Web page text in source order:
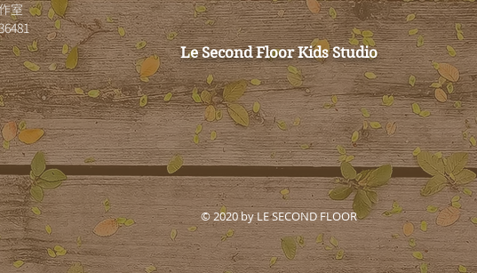
室
Le Second Floor Kids Studio
© 2020 by LE SECOND FLOOR